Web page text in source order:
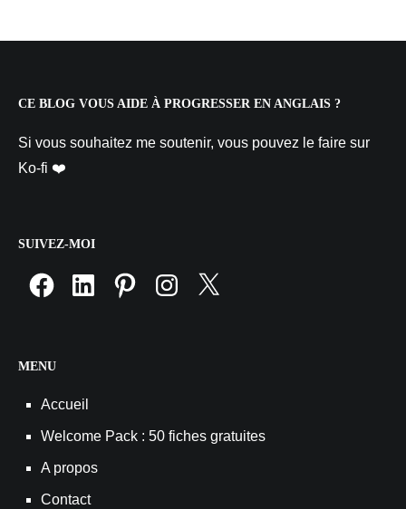
CE BLOG VOUS AIDE À PROGRESSER EN ANGLAIS ?
Si vous souhaitez me soutenir, vous pouvez le faire sur
Ko-fi ❤️
SUIVEZ-MOI
FacebookLinkedInPinterestInstagram
X
MENU
Accueil
Welcome Pack : 50 fiches gratuites
A propos
Contact